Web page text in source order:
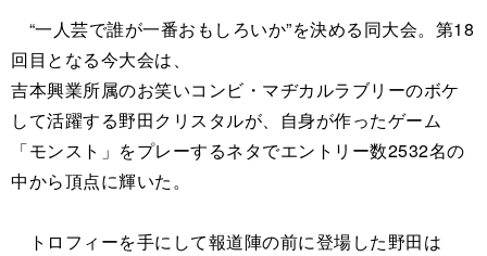
“一人芸で誰が一番おもしろいか”を決める同大会。第18
回目となる今大会は、
吉本興業所属のお笑いコンビ・マヂカルラブリーのボケ
して活躍する野田クリスタルが、自身が作ったゲーム
「モンスト」をプレーするネタでエントリー数2532名の
中から頂点に輝いた。
トロフィーを手にして報道陣の前に登場した野田は